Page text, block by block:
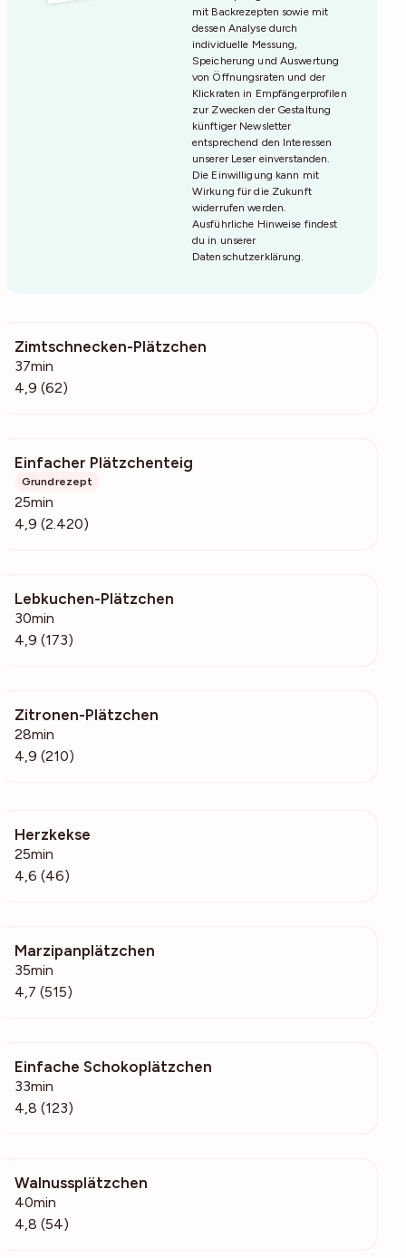
mit Backrezepten sowie mit
dessen Analyse durch
individuelle Messung,
Speicherung und Auswertung
von Öffnungsraten und der
Klickraten in Empfängerprofilen
zur Zwecken der Gestaltung
künftiger Newsletter
entsprechend den Interessen
unserer Leser einverstanden.
Die Einwilligung kann mit
Wirkung für die Zukunft
widerrufen werden.
Ausführliche Hinweise findest
du in unserer
Datenschutzerklärung
Zimtschnecken-Plätzchen
37min
4,9 (62)
Einfacher Plätzchenteig
Grundrezept
25min
4,9 (2.420)
Lebkuchen-Plätzchen
30min
4,9 (173)
Zitronen-Plätzchen
28min
4,9 (210)
Herzkekse
25min
4,6 (46)
Marzipanplätzchen
35min
4,7 (515)
Einfache Schokoplätzchen
33min
4,8 (123)
Walnussplätzchen
40min
4,8 (54)